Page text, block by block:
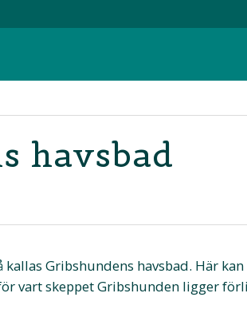
havsbad
kallas Gribshundens havsbad. Här
vart skeppet Gribshunden ligger